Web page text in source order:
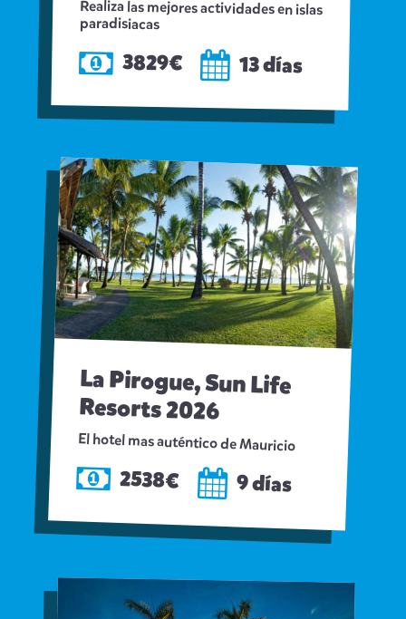
Realiza las mejores actividades en islas
paradisiacas
3829€ 13 días
La Pirogue, Sun Life
Resorts 2026
El hotel mas auténtico de Mauricio
2538€ 9 días